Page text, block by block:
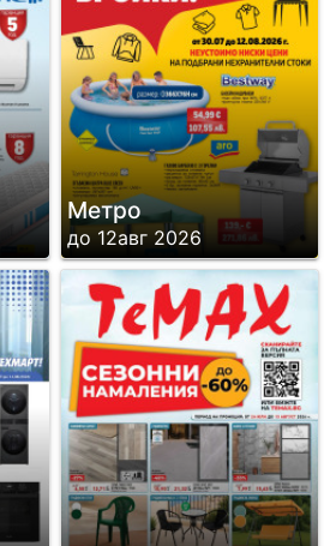
Метро
до 12авг 2026